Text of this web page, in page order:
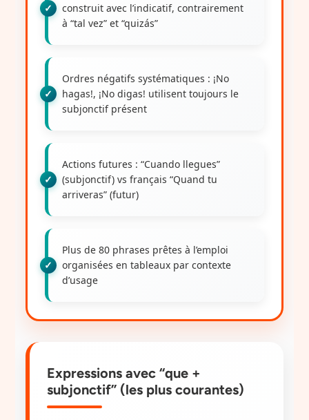
construit avec l’indicatif, contrairement
à “tal vez” et “quizás”
Ordres négatifs systématiques : ¡No
hagas!, ¡No digas! utilisent toujours le
subjonctif présent
Actions futures : “Cuando llegues”
(subjonctif) vs français “Quand tu
arriveras” (futur)
Plus de 80 phrases prêtes à l’emploi
organisées en tableaux par contexte
d’usage
Expressions avec “que +
subjonctif” (les plus courantes)